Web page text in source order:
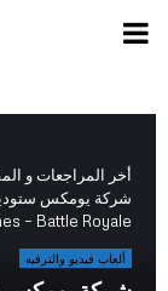
PRIMARY
أخر المراجعات و
– Battle Royale
ألعاب فيديو والترفيه